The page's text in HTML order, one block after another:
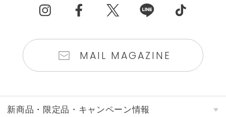
MAIL MAGAZINE
新商品・限定品・キャンペーン情報